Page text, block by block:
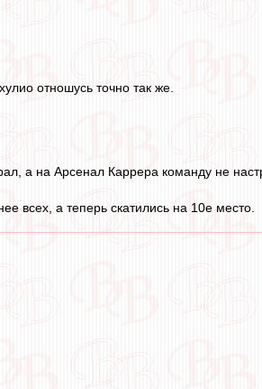
отношусь точно так же.
а на Арсенал Каррера команду не
всех, а теперь скатились на 10е место.